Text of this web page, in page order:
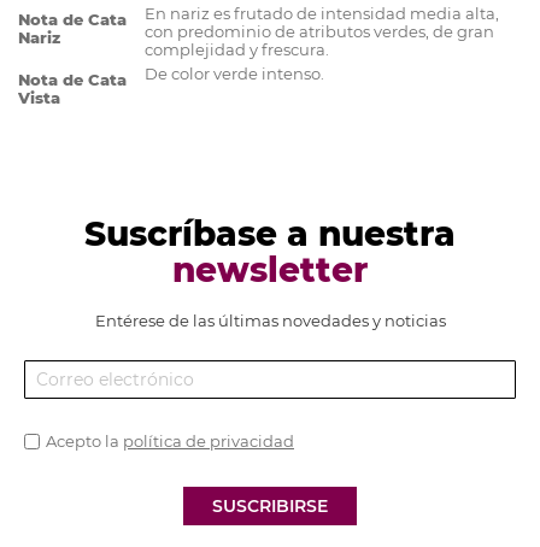
Nota de Cata
Nariz
En nariz es frutado de intensidad media alta,
con predominio de atributos verdes, de gran
complejidad y frescura.
Nota de Cata
Vista
De color verde intenso.
Suscríbase a nuestra
newsletter
Entérese de las últimas novedades y noticias
SUSCRIBIRSE
Acepto la política de privacidad